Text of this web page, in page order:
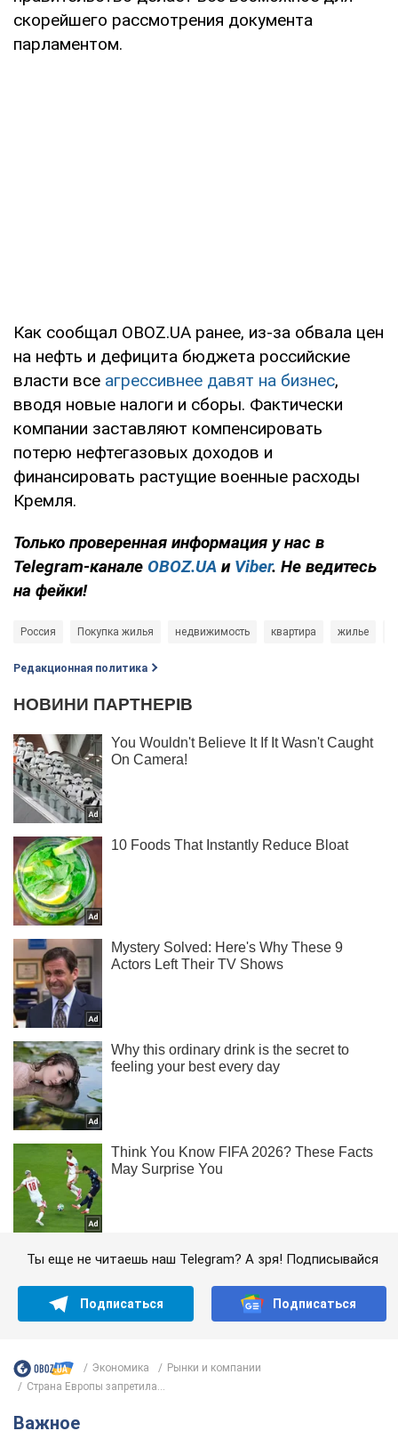
скорейшего рассмотрения документа
парламентом.
Как сообщал OBOZ.UA ранее, из-за обвала цен
на нефть и дефицита бюджета российские
власти все агрессивнее давят на бизнес,
вводя новые налоги и сборы. Фактически
компании заставляют компенсировать
потерю нефтегазовых доходов и
финансировать растущие военные расходы
Кремля.
Только проверенная информация у нас в
Telegram-канале OBOZ.UA и Viber. Не ведитесь
на фейки!
Россия Покупка жилья недвижимость квартира жилье
Редакционная политика
Ты еще не читаешь наш Telegram? А зря! Подписывайся
Подписаться Подписаться
Экономика
Рынки и компании
Страна Европы запретила...
Важное